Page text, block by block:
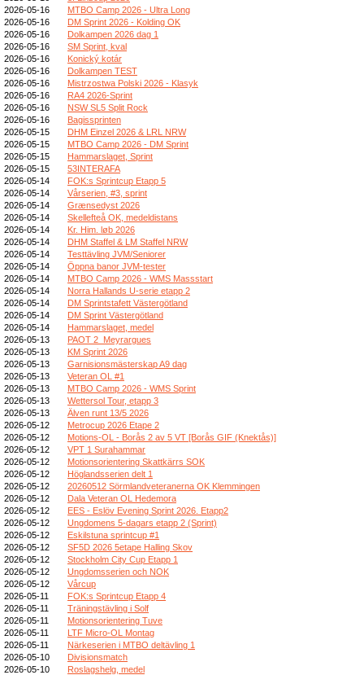
2026-05-16
MTBO Camp 2026 - Ultra Long
2026-05-16
DM Sprint 2026 - Kolding OK
2026-05-16
Dolkampen 2026 dag 1
2026-05-16
SM Sprint, kval
2026-05-16
Konický kotár
2026-05-16
Dolkampen TEST
2026-05-16
Mistrzostwa Polski 2026 - Klasyk
2026-05-16
RA4 2026-Sprint
2026-05-16
NSW SL5 Split Rock
2026-05-16
Bagissprinten
2026-05-15
DHM Einzel 2026 & LRL NRW
2026-05-15
MTBO Camp 2026 - DM Sprint
2026-05-15
Hammarslaget, Sprint
2026-05-15
53INTERAFA
2026-05-14
FOK:s Sprintcup Etapp 5
2026-05-14
Vårserien, #3, sprint
2026-05-14
Grænsedyst 2026
2026-05-14
Skellefteå OK, medeldistans
2026-05-14
Kr. Him. løb 2026
2026-05-14
DHM Staffel & LM Staffel NRW
2026-05-14
Testtävling JVM/Seniorer
2026-05-14
Öppna banor JVM-tester
2026-05-14
MTBO Camp 2026 - WMS Massstart
2026-05-14
Norra Hallands U-serie etapp 2
2026-05-14
DM Sprintstafett Västergötland
2026-05-14
DM Sprint Västergötland
2026-05-14
Hammarslaget, medel
2026-05-13
PAOT 2_Meyrargues
2026-05-13
KM Sprint 2026
2026-05-13
Garnisionsmästerskap A9 dag
2026-05-13
Veteran OL #1
2026-05-13
MTBO Camp 2026 - WMS Sprint
2026-05-13
Wettersol Tour, etapp 3
2026-05-13
Älven runt 13/5 2026
2026-05-12
Metrocup 2026 Etape 2
2026-05-12
Motions-OL - Borås 2 av 5 VT [Borås GIF (Knektås)]
2026-05-12
VPT 1 Surahammar
2026-05-12
Motionsorientering Skattkärrs SOK
2026-05-12
Höglandsserien delt 1
2026-05-12
20260512 Sörmlandveteranerna OK Klemmingen
2026-05-12
Dala Veteran OL Hedemora
2026-05-12
EES - Eslöv Evening Sprint 2026. Etapp2
2026-05-12
Ungdomens 5-dagars etapp 2 (Sprint)
2026-05-12
Eskilstuna sprintcup #1
2026-05-12
SF5D 2026 5etape Halling Skov
2026-05-12
Stockholm City Cup Etapp 1
2026-05-12
Ungdomsserien och NOK
2026-05-12
Vårcup
2026-05-11
FOK:s Sprintcup Etapp 4
2026-05-11
Träningstävling i Solf
2026-05-11
Motionsorientering Tuve
2026-05-11
LTF Micro-OL Montag
2026-05-11
Närkeserien i MTBO deltävling 1
2026-05-10
Divisionsmatch
2026-05-10
Roslagshelg, medel